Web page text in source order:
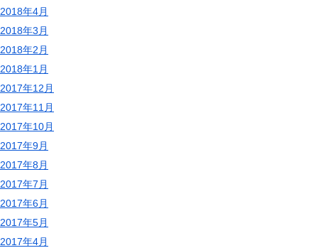
2018年4月
2018年3月
2018年2月
2018年1月
2017年12月
2017年11月
2017年10月
2017年9月
2017年8月
2017年7月
2017年6月
2017年5月
2017年4月